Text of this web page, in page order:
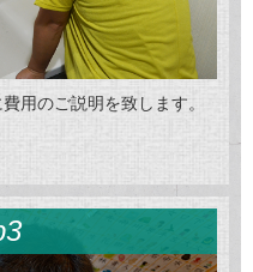
用のご説明を致します。